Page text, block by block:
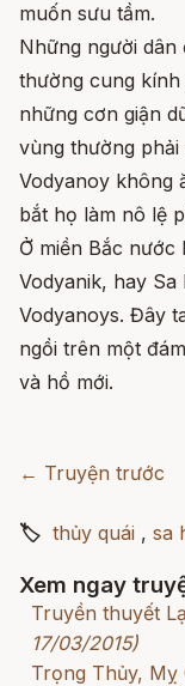
muốn sưu tầm.
Những người dân
thường cung
những cơn giận
vùng thường
Vodyanoy không
bắt họ làm nô lệ
Ở miền Bắc nước
Vodyanik, hay
Vodyanoys. Đây
ngồi trên một
và hồ mới.
← Truyện trước
🏷 thủy quái , sa
Xem ngay
Truyền thuyết
17/03/2015)
Trọng Thủy, Mỵ